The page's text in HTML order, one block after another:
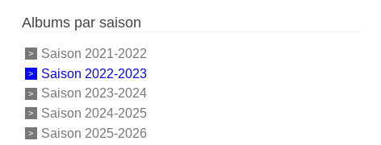
Albums par saison
Saison 2021-2022
Saison 2022-2023
Saison 2023-2024
Saison 2024-2025
Saison 2025-2026